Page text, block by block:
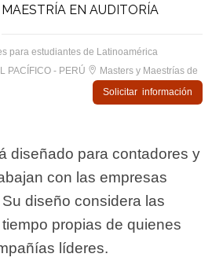
MAESTRÍA EN AUDITORÍA
para estudiantes de Latinoamérica
PACÍFICO - PERÚ
Masters y Maestrías de
Solicitar información
diseñado para contadores y
con las empresas
diseño considera las
propias de quienes
líderes.